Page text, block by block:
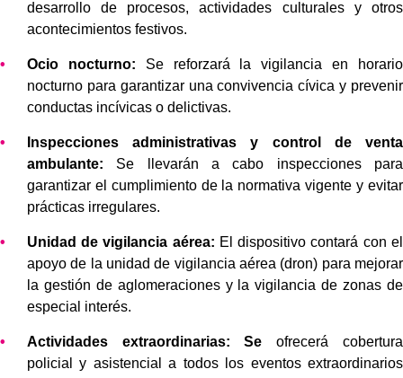
desarrollo de procesos, actividades culturales y otros
acontecimientos festivos.
Ocio nocturno: Se reforzará la vigilancia en horario
nocturno para garantizar una convivencia cívica y prevenir
conductas incívicas o delictivas.
Inspecciones administrativas y control de venta
ambulante: Se llevarán a cabo inspecciones para
garantizar el cumplimiento de la normativa vigente y evitar
prácticas irregulares.
Unidad de vigilancia aérea: El dispositivo contará con el
apoyo de la unidad de vigilancia aérea (dron) para mejorar
la gestión de aglomeraciones y la vigilancia de zonas de
especial interés.
Actividades extraordinarias: Se
ofrecerá cobertura
policial y asistencial a todos los eventos extraordinarios